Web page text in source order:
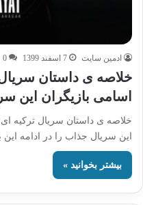
ادمین سایت 7 اسفند 1399 0
خلاصه ی داستان
اسامی بازیگران این
خلاصه ی داستان سریال ترکیه
این سریال جذاب را در ادامه
بیشتر بخوانید »